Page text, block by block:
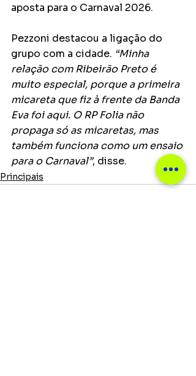
aposta para o Carnaval 2026.
Pezzoni destacou a ligação do
grupo com a cidade. “Minha
relação com Ribeirão Preto é
muito especial, porque a primeira
micareta que fiz à frente da Banda
Eva foi aqui. O RP Folia não
propaga só as micaretas, mas
também funciona como um ensaio
para o Carnaval”, disse.
Principais